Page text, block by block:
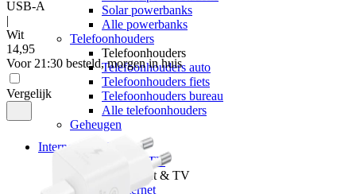
Solar powerbanks
Alle powerbanks
Telefoonhouders
Telefoonhouders
Telefoonhouders auto
Telefoonhouders fiets
Telefoonhouders bureau
Alle telefoonhouders
Geheugen
Internet & TV
Alle internet & TV
Vergelijk Internet & TV
Vergelijk internet
USB-A
|
Wit
14,95
Voor 21:30 besteld, morgen in huis
Vergelijk